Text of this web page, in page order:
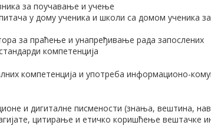
за поучавање и учење
у дому ученика и школи са домом ученика
за праћење и унапређивање рада запослених
компетенција
компетенција и употреба информационо-
и дигиталне писмености (знања, вештина,
цитирање и етичко коришћење вештачке